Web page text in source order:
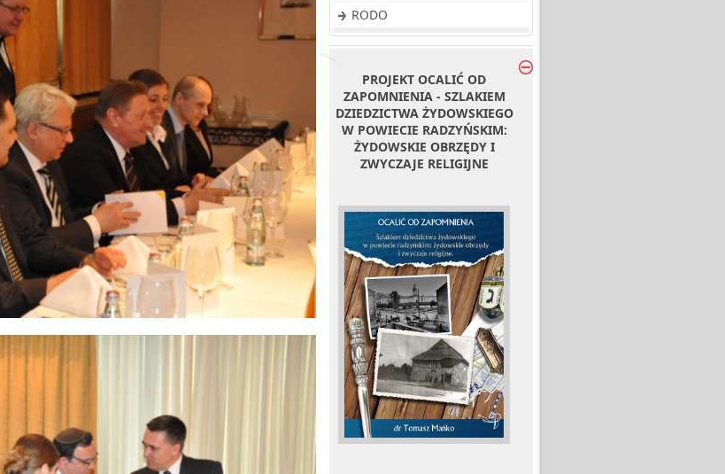
RODO
PROJEKT OCALIĆ OD
ZAPOMNIENIA - SZLAKIEM
DZIEDZICTWA ŻYDOWSKIEGO
W POWIECIE RADZYŃSKIM:
ŻYDOWSKIE OBRZĘDY I
ZWYCZAJE RELIGIJNE